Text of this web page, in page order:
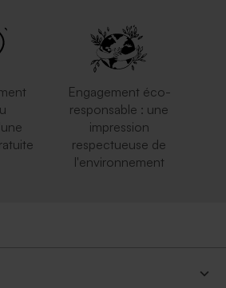
Engagement éco-
responsable : une
impression
respectueuse de
l'environnement